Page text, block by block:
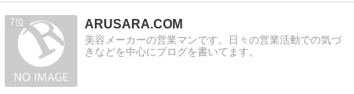
7 ARUSARA.COM
美容メーカーの営業マンです。日々の営業活動での気づ
きなどを中心にブログを書いてます。